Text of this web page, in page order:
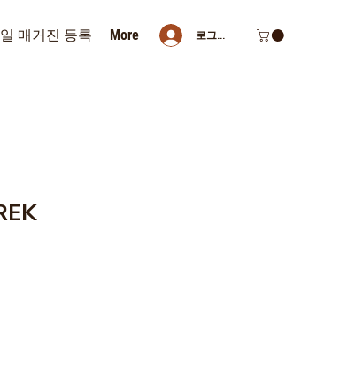
매거진 등록 More 로그인